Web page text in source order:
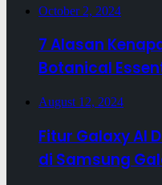
October 2, 2024
7 Alasan
Botanical
August 12, 2024
Fitur Galaxy AI
di Samsung